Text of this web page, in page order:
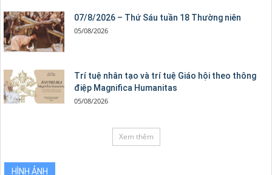
07/8/2026 – Thứ Sáu tuần 18 Thường niên
05/08/2026
Trí tuệ nhân tạo và trí tuệ Giáo hội theo thông
điệp Magnifica Humanitas
05/08/2026
Xem thêm
HÌNH ẢNH